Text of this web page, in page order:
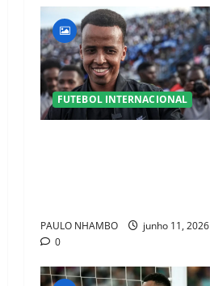
FUTEBOL INTERNACIONAL
PAULO NHAMBO
junho 11, 2026
0